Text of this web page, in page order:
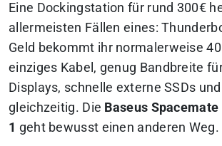
Eine Dockingstation für rund 300€
allermeisten Fällen eines:
Geld bekommt ihr normalerweise
einziges Kabel, genug Bandbreite
Displays, schnelle externe SSDs
gleichzeitig. Die Baseus
1 geht bewusst einen anderen Weg.